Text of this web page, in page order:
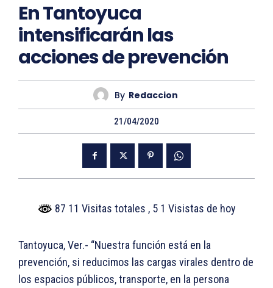
En Tantoyuca
intensificarán las
acciones de prevención
By Redaccion
21/04/2020
87 11 Visitas totales , 5 1 Visistas de hoy
Tantoyuca, Ver.- “Nuestra función está en la
prevención, si reducimos las cargas virales dentro de
los espacios públicos, transporte, en la persona